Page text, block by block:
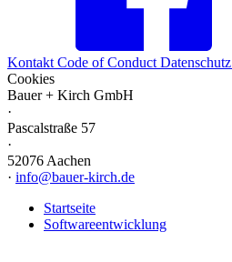
Kontakt Code of Conduct Datenschutz
Cookies
Bauer + Kirch GmbH
·
Pascalstraße 57
·
52076 Aachen
· info@bauer-kirch.de
Startseite
Softwareentwicklung